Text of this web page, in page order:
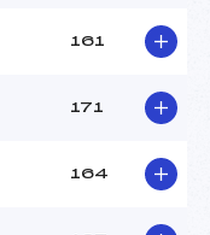
161
171
164